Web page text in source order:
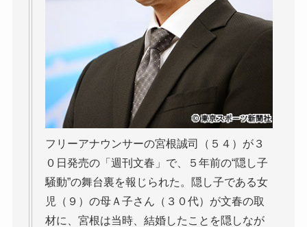
フリーアナウンサーの宮根誠司（５４）が３
０日発売の「週刊文春」で、５年前の“隠し子
騒動”の舞台裏を報じられた。隠し子である女
児（９）の母Ａ子さん（３０代）が文春の取
材に、宮根は当時、結婚したことを隠しなが